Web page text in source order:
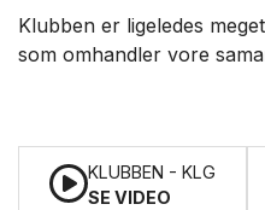
Klubben er ligeledes
som omhandler vore
KLUBBEN - KLG
SE VIDEO